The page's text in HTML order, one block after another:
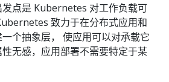
点是 Kubernetes 对工作负载可
致力于在分布式应用和
个抽象层， 使应用可以对承载它
无感，应用部署不需要特定于某